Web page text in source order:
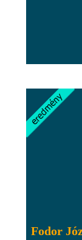
Fodor